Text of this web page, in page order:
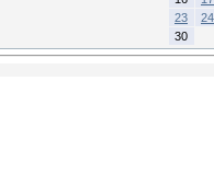
23
24
30